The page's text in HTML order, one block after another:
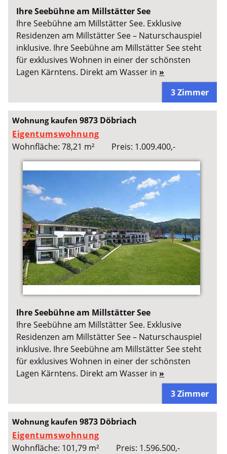
Ihre Seebühne am Millstätter See
Ihre Seebühne am Millstätter See. Exklusive
Residenzen am Millstätter See – Naturschauspiel
inklusive. Ihre Seebühne am Millstätter See steht
für exklusives Wohnen in einer der schönsten
Lagen Kärntens. Direkt am Wasser in »
3 Zimmer
Wohnung kaufen9873 Döbriach
Eigentumswohnung
Wohnfläche: 78,21 m²
Preis: 1.009.400,-
Ihre Seebühne am Millstätter See
Ihre Seebühne am Millstätter See. Exklusive
Residenzen am Millstätter See – Naturschauspiel
inklusive. Ihre Seebühne am Millstätter See steht
für exklusives Wohnen in einer der schönsten
Lagen Kärntens. Direkt am Wasser in »
3 Zimmer
Wohnung kaufen9873 Döbriach
Eigentumswohnung
Wohnfläche: 101,79 m²
Preis: 1.596.500,-